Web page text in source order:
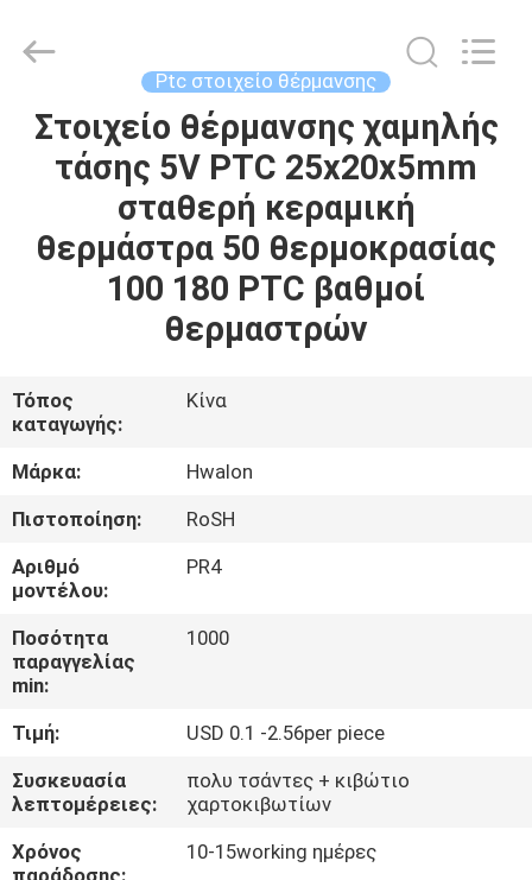
ΣΠΊΤΙ
ΠΡΟΪΌΝΤΑ
ΣΧΕΤΙΚΆ
ΕΠΙΣΚΈΨΕΙΣ
ΣΤΟ
ΕΡΓΟΣΤΆΣΙΟ
ΈΛΕΓΧΟΣ
ΠΟΙΌΤΗΤΑΣ
ΜΑΖΊ
ΜΑΣ
ΕΙΔΉΣΕΙΣ
Reserved.
Ptc στοιχείο θέρμανσης
Στοιχείο θέρμανσης χαμηλής
τάσης 5V PTC 25x20x5mm
σταθερή κεραμική
θερμάστρα 50 θερμοκρασίας
100 180 PTC βαθμοί
θερμαστρών
Τόπος
καταγωγής:
Κίνα
Μάρκα:
Hwalon
Πιστοποίηση:
RoSH
Αριθμό
μοντέλου:
PR4
Ποσότητα
παραγγελίας
min:
1000
Τιμή:
USD 0.1 -2.56per piece
Συσκευασία
λεπτομέρειες:
πολυ τσάντες + κιβώτιο
χαρτοκιβωτίων
Χρόνος
10-15working ημέρες